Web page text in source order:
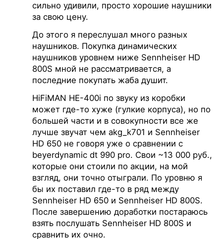
сильно удивили, просто хорошие наушники
за свою цену.
До этого я переслушал много разных
наушников. Покупка динамических
наушников уровнем ниже Sennheiser HD
800S мной не рассматривается, а
последние покупать жаба душит.
HiFiMAN HE-400i по звуку из коробки
может где-то хуже (гулкие корпуса), но по
большей части и в совокупности все же
лучше звучат чем akg_k701 и Sennheiser
HD 650 не говоря уже о сравнении с
beyerdynamic dt 990 pro. Свои ~13 000 руб.,
которые они стоили по акции, на мой
взгляд, они точно отыграли. По уровню я
бы их поставил где-то в ряд между
Sennheiser HD 650 и Sennheiser HD 800S.
После завершению доработки постараюсь
взять послушать Sennheiser HD 800S и
сравнить их очно.